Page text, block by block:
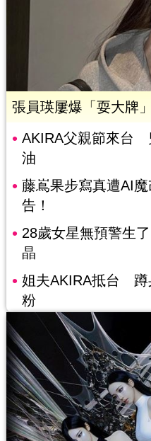
張員瑛屢爆「耍大牌
AKIRA父親節來台
油
藤嶌果步寫真遭AI
告！
28歲女星無預警生
晶
姐夫AKIRA抵台 蹲
粉